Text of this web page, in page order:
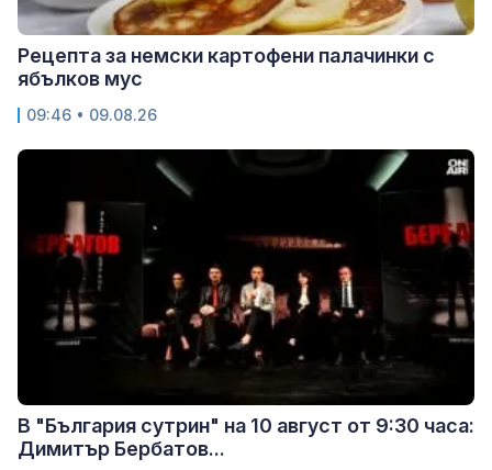
Рецепта за немски картофени палачинки с
ябълков мус
09:46 • 09.08.26
В "България сутрин" на 10 август от 9:30 часа:
Димитър Бербатов...